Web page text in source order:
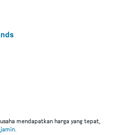
mendapatkan harga yang tepat,
.